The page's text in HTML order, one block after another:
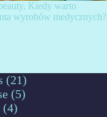
Kiedy warto
wyrobów medycznych?
(21)
(5)
(4)